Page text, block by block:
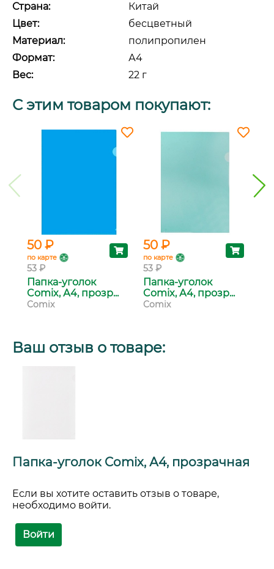
Страна:
Китай
Цвет:
бесцветный
Материал:
полипропилен
Формат:
А4
Вес:
22 г
С этим товаром покупают:
50 ₽
по карте
53 ₽
Папка-уголок
Comix, А4, прозр...
Comix
50 ₽
по карте
53 ₽
Папка-уголок
Comix, А4, прозр...
Comix
Ваш отзыв о товаре:
Папка-уголок Comix, А4, прозрачная
Если вы хотите оставить отзыв о товаре,
необходимо войти.
Войти